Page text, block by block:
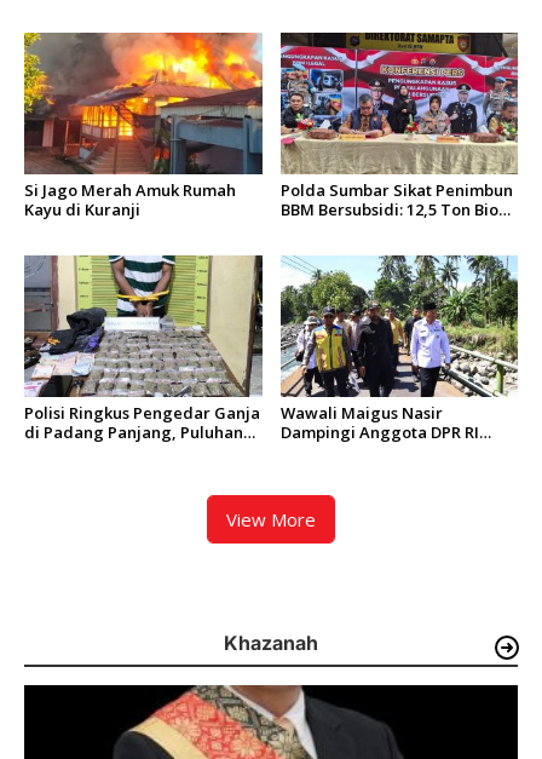
Si Jago Merah Amuk Rumah
Kayu di Kuranji
Polda Sumbar Sikat Penimbun
BBM Bersubsidi: 12,5 Ton Bio
Polisi Ringkus Pengedar Ganja
di Padang Panjang, Puluhan
Wawali Maigus Nasir
Dampingi Anggota DPR RI
View More
Khazanah